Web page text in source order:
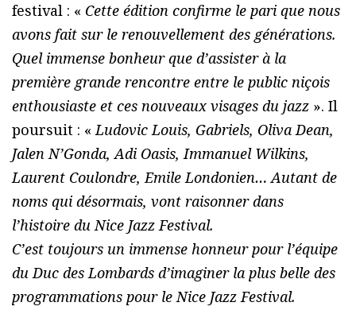
festival : « Cette édition confirme le pari que nous
avons fait sur le renouvellement des générations.
Quel immense bonheur que d’assister à la
première grande rencontre entre le public niçois
enthousiaste et ces nouveaux visages du jazz ». Il
poursuit : «Ludovic Louis, Gabriels, Oliva Dean,
Jalen N’Gonda, Adi Oasis, Immanuel Wilkins,
Laurent Coulondre, Emile Londonien… Autant de
noms qui désormais, vont raisonner dans
l’histoire du Nice Jazz Festival.
C’est toujours un immense honneur pour l’équipe
du Duc des Lombards d’imaginer la plus belle des
programmations pour le Nice Jazz Festival.